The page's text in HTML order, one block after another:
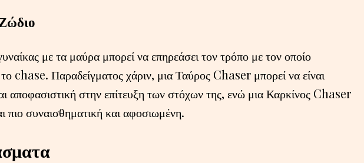
με τα μαύρα μπορεί να επηρεάσει τον τρόπο με τον οποίο
το chase. Παραδείγματος χάριν, μια Ταύρος Chaser μπορεί να είναι
αποφασιστική στην επίτευξη των στόχων της, ενώ μια Καρκίνος Chaser
πιο συναισθηματική και αφοσιωμένη.